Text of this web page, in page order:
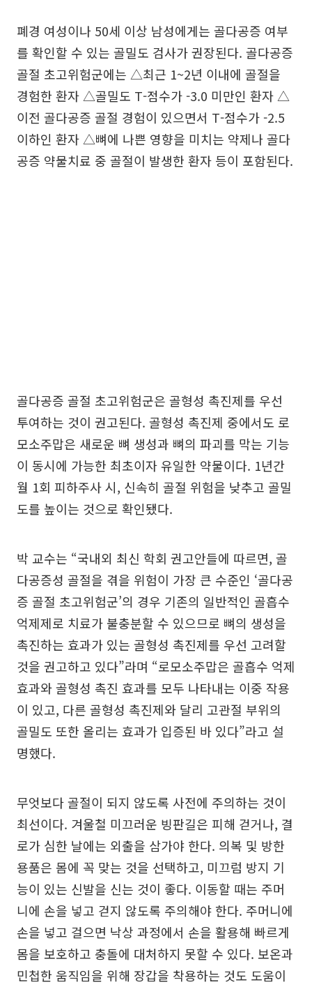
폐경 여성이나 50세 이상 남성에게는 골다공증 여부
를 확인할 수 있는 골밀도 검사가 권장된다. 골다공증
골절 초고위험군에는 △최근 1~2년 이내에 골절을
경험한 환자 △골밀도 T-점수가 -3.0 미만인 환자 △
이전 골다공증 골절 경험이 있으면서 T-점수가 -2.5
이하인 환자 △뼈에 나쁜 영향을 미치는 약제나 골다
공증 약물치료 중 골절이 발생한 환자 등이 포함된다.
골다공증 골절 초고위험군은 골형성 촉진제를 우선
투여하는 것이 권고된다. 골형성 촉진제 중에서도 로
모소주맙은 새로운 뼈 생성과 뼈의 파괴를 막는 기능
이 동시에 가능한 최초이자 유일한 약물이다. 1년간
월 1회 피하주사 시, 신속히 골절 위험을 낮추고 골밀
도를 높이는 것으로 확인됐다.
박 교수는 “국내외 최신 학회 권고안들에 따르면, 골
다공증성 골절을 겪을 위험이 가장 큰 수준인 ‘골다공
증 골절 초고위험군’의 경우 기존의 일반적인 골흡수
억제제로 치료가 불충분할 수 있으므로 뼈의 생성을
촉진하는 효과가 있는 골형성 촉진제를 우선 고려할
것을 권고하고 있다”라며 “로모소주맙은 골흡수 억제
효과와 골형성 촉진 효과를 모두 나타내는 이중 작용
이 있고, 다른 골형성 촉진제와 달리 고관절 부위의
골밀도 또한 올리는 효과가 입증된 바 있다”라고 설
명했다.
무엇보다 골절이 되지 않도록 사전에 주의하는 것이
최선이다. 겨울철 미끄러운 빙판길은 피해 걷거나, 결
로가 심한 날에는 외출을 삼가야 한다. 의복 및 방한
용품은 몸에 꼭 맞는 것을 선택하고, 미끄럼 방지 기
능이 있는 신발을 신는 것이 좋다. 이동할 때는 주머
니에 손을 넣고 걷지 않도록 주의해야 한다. 주머니에
손을 넣고 걸으면 낙상 과정에서 손을 활용해 빠르게
몸을 보호하고 충돌에 대처하지 못할 수 있다. 보온과
민첩한 움직임을 위해 장갑을 착용하는 것도 도움이